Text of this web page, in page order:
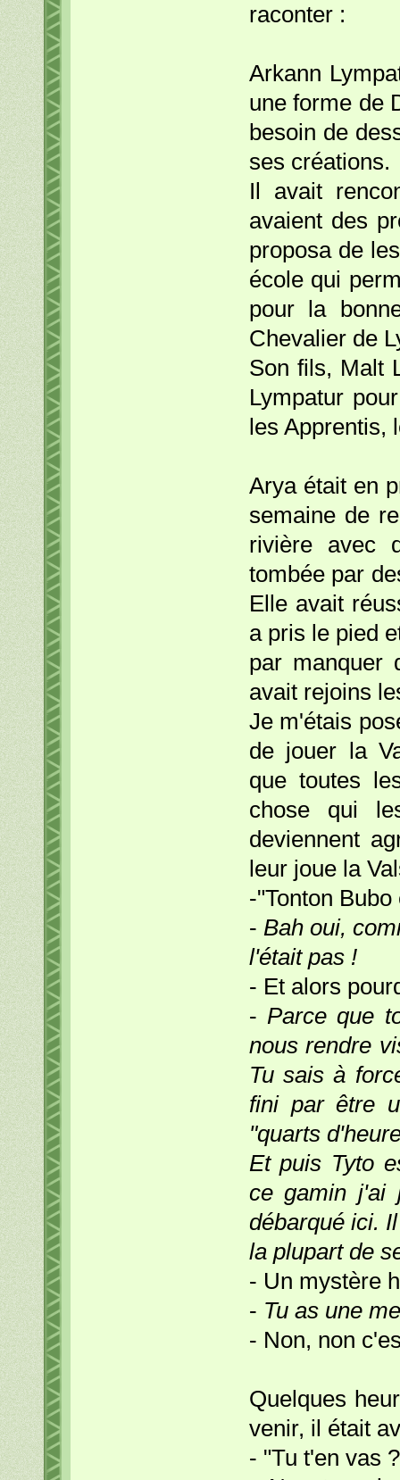
raconter :
Arkann
une forme de
besoin de
ses créations.
Il avait
avaient des
proposa de
école qui
pour la
Chevalier de
Son fils, Malt
Lympatur
les Apprentis,
Arya était en
semaine de
rivière avec
tombée par
Elle avait
a pris le pied
par manquer
avait rejoins
Je m'étais
de jouer la
que toutes
chose qui
deviennent
leur joue la
-"Tonton
- Bah oui,
l'était pas !
- Et alors
- Parce que
nous rendre
Tu sais à
fini par être
"quarts
Et puis Tyto
ce gamin j'ai
débarqué ici.
la plupart de
- Un mystère
- Tu as une
- Non, non
Quelques
venir, il était
- "Tu t'en vas